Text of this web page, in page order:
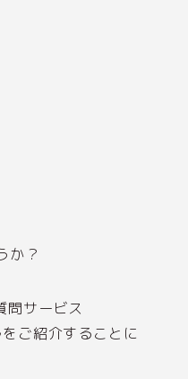
か？
サービス
ご紹介することに